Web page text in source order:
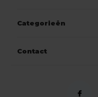
Categorieën
Contact